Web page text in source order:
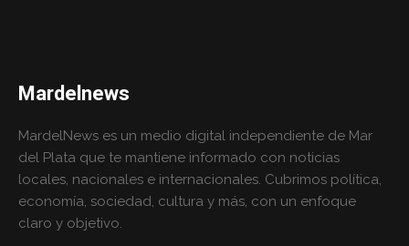
Mardelnews
MardelNews es un medio digital independiente de Mar
del Plata que te mantiene informado con noticias
locales, nacionales e internacionales. Cubrimos política,
economía, sociedad, cultura y más, con un enfoque
claro y objetivo.